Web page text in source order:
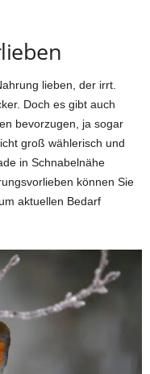
lieben, der irrt.
Doch es gibt auch
bevorzugen, ja sogar
groß wählerisch und
in Schnabelnähe
können Sie
aktuellen Bedarf